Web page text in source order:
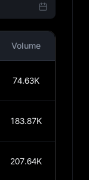
Volume
74.63K
183.87K
207.64K